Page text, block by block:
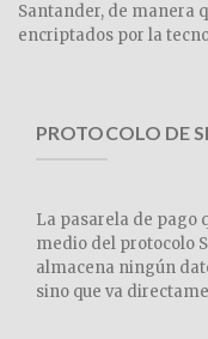
Santander, de manera
encriptados por la
PROTOCOLO DE
La pasarela de pago
medio del protocolo
almacena ningún
sino que va